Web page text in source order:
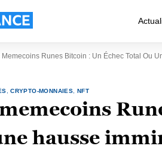
Memecoins Runes Bitcoin : Un Échec Total Ou
,CRYPTO-MONNAIES ,NFT
hausse